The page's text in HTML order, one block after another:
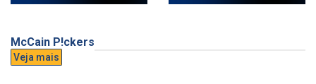
McCain P!ckers
Veja mais